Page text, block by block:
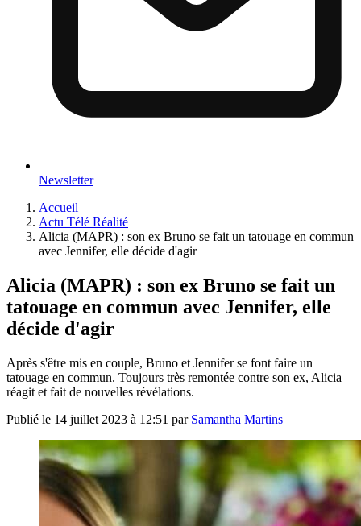
Newsletter
Accueil
Actu Télé Réalité
Alicia (MAPR) : son ex Bruno se fait un tatouage en commun
avec Jennifer, elle décide d'agir
Alicia (MAPR) : son ex Bruno se fait un
tatouage en commun avec Jennifer, elle
décide d'agir
Après s'être mis en couple, Bruno et Jennifer se font faire un
tatouage en commun. Toujours très remontée contre son ex, Alicia
réagit et fait de nouvelles révélations.
Publié le 14 juillet 2023 à 12:51 par Samantha Martins